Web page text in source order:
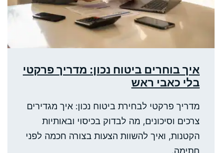
איך בוחרים ביטוח נכון: מדריך פרקטי
בלי כאבי ראש
מדריך פרקטי לבחירת ביטוח נכון: איך מגדירים
צרכים וסיכונים, מה לבדוק בכיסוי ובאותיות
הקטנות, ואיך להשוות הצעות בצורה חכמה לפני
חתימה.